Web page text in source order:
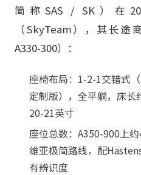
简称SAS / SK）在
（SkyTeam），其长途
A330-300）：
座椅布局：1-2-1交错式
定制版），全平躺，床
20-21英寸
座位总数：A350-900上
维亚极简路线，配
有辨识度